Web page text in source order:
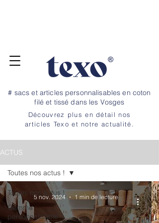
# sacs et articles personnalisables en coton
filé et tissé dans les Vosges
Découvrez plus en détail nos
articles Texo et notre actualité.
ACTUS
Toutes nos actus !
Gamme
personnalisable
Toutes nos actus !
5 nov. 2024 1 min de lecture